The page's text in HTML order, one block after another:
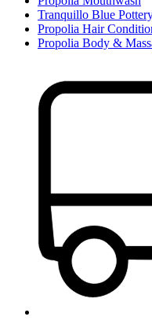
Tranquillo Blue
Propolia Hair
Propolia Body &